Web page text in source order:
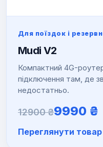
Для поїздок і
Mudi V2
Компактний 4G-
підключення там, де
недостатньо.
12900₴
Оригінальна
ціна:
12900 ₴.
9990 ₴
Поточна
ціна:
9990 ₴.
Переглянути